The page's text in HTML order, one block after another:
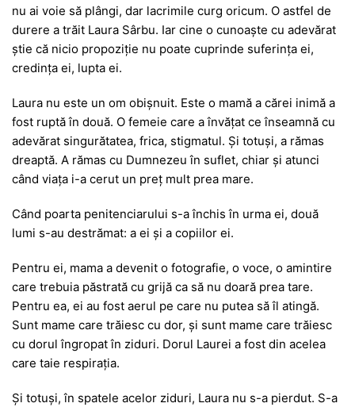
nu ai voie să plângi, dar lacrimile curg oricum. O astfel de
durere a trăit Laura Sârbu. Iar cine o cunoaște cu adevărat
știe că nicio propoziție nu poate cuprinde suferința ei,
credința ei, lupta ei.
Laura nu este un om obișnuit. Este o mamă a cărei inimă a
fost ruptă în două. O femeie care a învățat ce înseamnă cu
adevărat singurătatea, frica, stigmatul. Și totuși, a rămas
dreaptă. A rămas cu Dumnezeu în suflet, chiar și atunci
când viața i-a cerut un preț mult prea mare.
Când poarta penitenciarului s-a închis în urma ei, două
lumi s-au destrămat: a ei și a copiilor ei.
Pentru ei, mama a devenit o fotografie, o voce, o amintire
care trebuia păstrată cu grijă ca să nu doară prea tare.
Pentru ea, ei au fost aerul pe care nu putea să îl atingă.
Sunt mame care trăiesc cu dor, și sunt mame care trăiesc
cu dorul îngropat în ziduri. Dorul Laurei a fost din acelea
care taie respirația.
Și totuși, în spatele acelor ziduri, Laura nu s-a pierdut. S-a